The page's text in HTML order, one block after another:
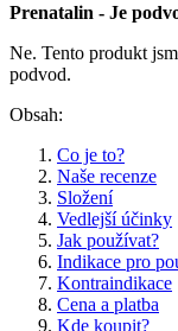
Prenatalin - Je
Ne. Tento produkt
podvod.
Obsah:
Co je to?
Naše recenze
Složení
Vedlejší účinky
Jak používat?
Indikace pro
Kontraindikace
Cena a platba
Kde koupit?